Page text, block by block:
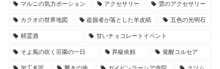
マルニの気力ポーション アクセサリー 雲のアクセサリー
カクオの世界地図 盗掘者が落とした羊皮紙 五色の光明石
精霊酒 甘いチョコレートイベント
そよ風の吹く荘園の一日 昇級依頼 覚醒コルセア